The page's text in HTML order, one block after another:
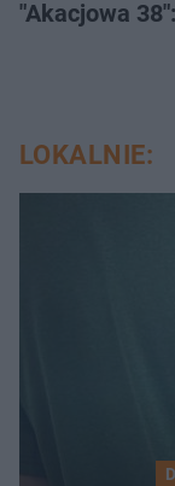
"Akacjowa
LOKALNIE: